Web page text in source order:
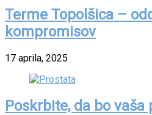
Terme Topolšica –
kompromisov
17 aprila, 2025
Poskrbite, da bo